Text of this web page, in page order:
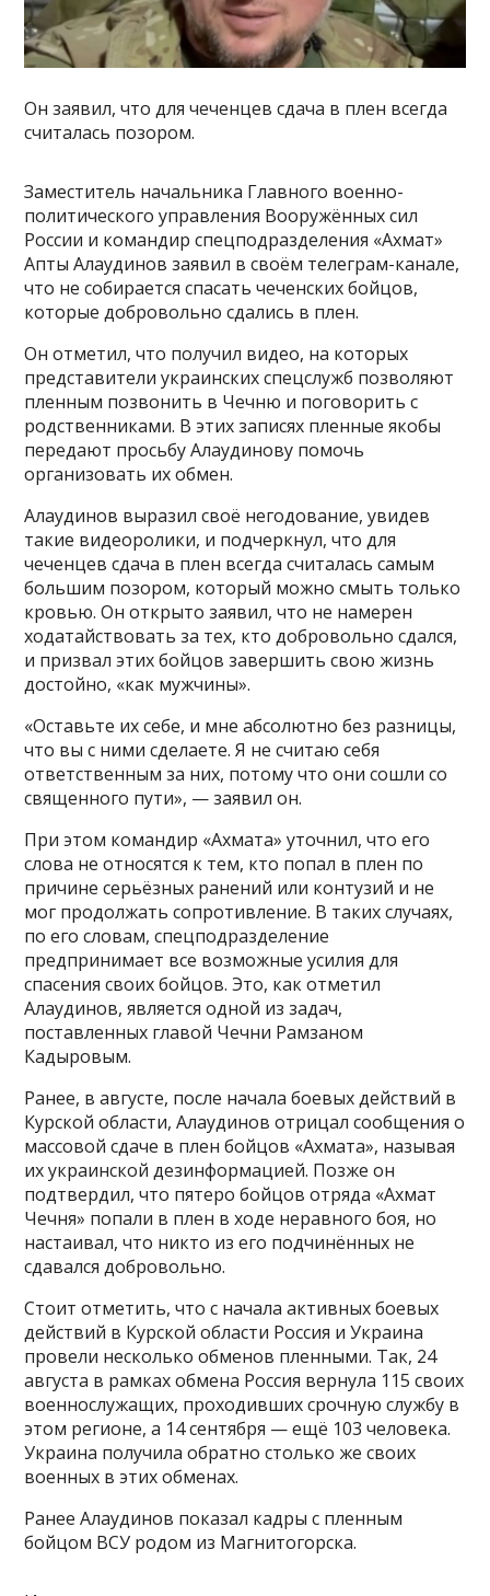
Он заявил, что для чеченцев сдача в плен всегда
считалась позором.
Заместитель начальника Главного военно-
политического управления Вооружённых сил
России и командир спецподразделения «Ахмат»
Апты Алаудинов заявил в своём телеграм-канале,
что не собирается спасать чеченских бойцов,
которые добровольно сдались в плен.
Он отметил, что получил видео, на которых
представители украинских спецслужб позволяют
пленным позвонить в Чечню и поговорить с
родственниками. В этих записях пленные якобы
передают просьбу Алаудинову помочь
организовать их обмен.
Алаудинов выразил своё негодование, увидев
такие видеоролики, и подчеркнул, что для
чеченцев сдача в плен всегда считалась самым
большим позором, который можно смыть только
кровью. Он открыто заявил, что не намерен
ходатайствовать за тех, кто добровольно сдался,
и призвал этих бойцов завершить свою жизнь
достойно, «как мужчины».
«Оставьте их себе, и мне абсолютно без разницы,
что вы с ними сделаете. Я не считаю себя
ответственным за них, потому что они сошли со
священного пути», — заявил он.
При этом командир «Ахмата» уточнил, что его
слова не относятся к тем, кто попал в плен по
причине серьёзных ранений или контузий и не
мог продолжать сопротивление. В таких случаях,
по его словам, спецподразделение
предпринимает все возможные усилия для
спасения своих бойцов. Это, как отметил
Алаудинов, является одной из задач,
поставленных главой Чечни Рамзаном
Кадыровым.
Ранее, в августе, после начала боевых действий в
Курской области, Алаудинов отрицал сообщения о
массовой сдаче в плен бойцов «Ахмата», называя
их украинской дезинформацией. Позже он
подтвердил, что пятеро бойцов отряда «Ахмат
Чечня» попали в плен в ходе неравного боя, но
настаивал, что никто из его подчинённых не
сдавался добровольно.
Стоит отметить, что с начала активных боевых
действий в Курской области Россия и Украина
провели несколько обменов пленными. Так, 24
августа в рамках обмена Россия вернула 115 своих
военнослужащих, проходивших срочную службу в
этом регионе, а 14 сентября — ещё 103 человека.
Украина получила обратно столько же своих
военных в этих обменах.
Ранее Алаудинов показал кадры с пленным
бойцом ВСУ родом из Магнитогорска.